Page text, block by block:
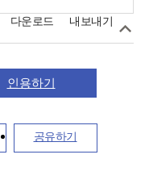
다운로드 내보내기
인용하기
공유하기